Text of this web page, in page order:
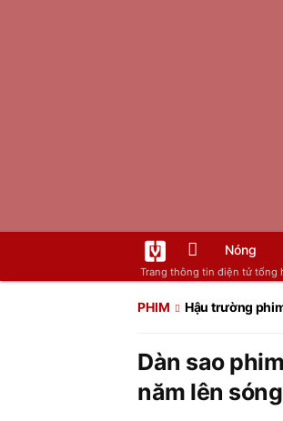
Trang thông tin điện tử tổng
Nóng
PHIM Hậu trường
Dàn sao
năm lên sóng